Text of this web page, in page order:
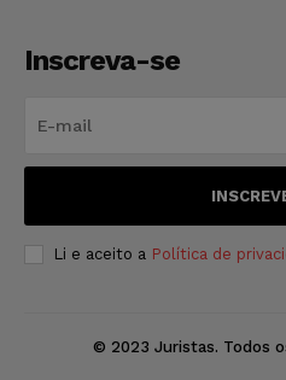
Inscreva-se
Li e aceito a Política de
© 2023 Juristas. Todos